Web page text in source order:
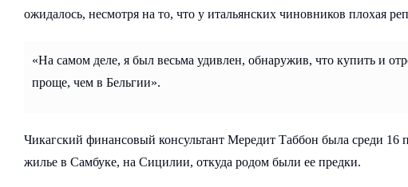
ожидалось, несмотря на то, что у итальянских чиновников плохая
«На самом деле, я был весьма удивлен, обнаружив, что купить и
проще, чем в Бельгии».
Чикагский финансовый консультант Мередит Таббон была среди 16
жилье в Самбуке, на Сицилии, откуда родом были ее предки.